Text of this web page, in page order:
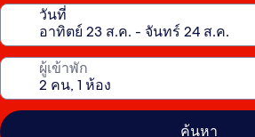
วันที่
ผู้เข้าพัก
ค้นหา